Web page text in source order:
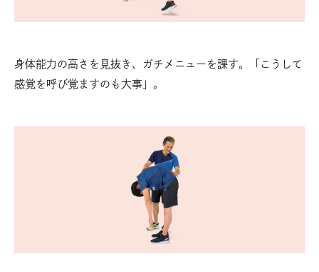
身体能力の高さを見抜き、ガチメニューを課す。「こうして
感覚を呼び覚ますのも大事」。